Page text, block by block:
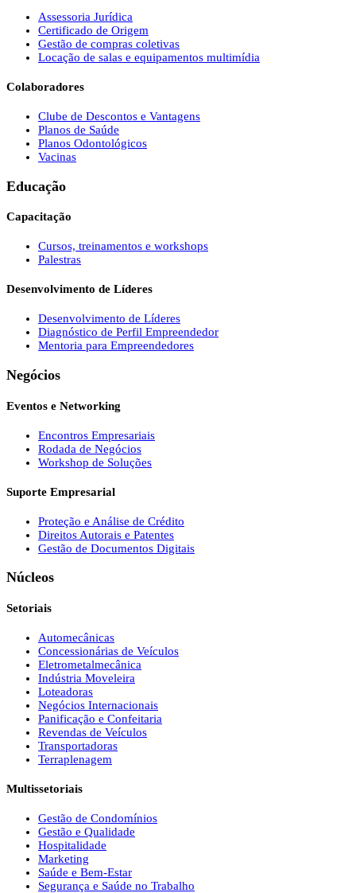
Assessoria Jurídica
Certificado de Origem
Gestão de compras coletivas
Locação de salas e equipamentos multimídia
Colaboradores
Clube de Descontos e Vantagens
Planos de Saúde
Planos Odontológicos
Vacinas
Educação
Capacitação
Cursos, treinamentos e workshops
Palestras
Desenvolvimento de Líderes
Desenvolvimento de Líderes
Diagnóstico de Perfil Empreendedor
Mentoria para Empreendedores
Negócios
Eventos e Networking
Encontros Empresariais
Rodada de Negócios
Workshop de Soluções
Suporte Empresarial
Proteção e Análise de Crédito
Direitos Autorais e Patentes
Gestão de Documentos Digitais
Núcleos
Setoriais
Automecânicas
Concessionárias de Veículos
Eletrometalmecânica
Indústria Moveleira
Loteadoras
Negócios Internacionais
Panificação e Confeitaria
Revendas de Veículos
Transportadoras
Terraplenagem
Multissetoriais
Gestão de Condomínios
Gestão e Qualidade
Hospitalidade
Marketing
Saúde e Bem-Estar
Segurança e Saúde no Trabalho